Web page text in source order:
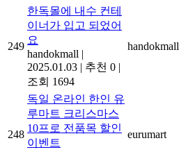
249
한독몰에 내수 컨테
이너가 입고 되었어
요
handokmall |
2025.01.03 | 추천 0 |
조회 1694
handokmall
248
독일 온라인 한인 유
루마트 크리스마스
10프로 전품목 할인
이벤트
eurumart